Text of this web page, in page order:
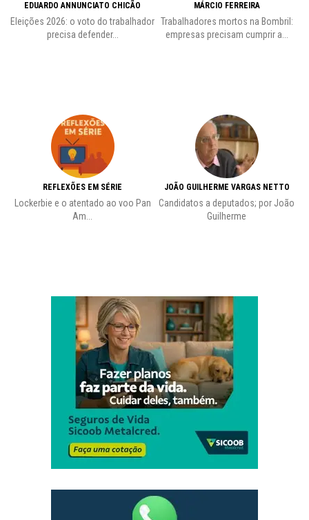
EDUARDO ANNUNCIATO CHICÃO
Eleições 2026: o voto do trabalhador
precisa defender...
REFLEXÕES EM SÉRIE
Lockerbie e o atentado ao voo Pan
Am...
MÁRCIO FERREIRA
Trabalhadores mortos na Bombril:
empresas precisam cumprir a...
JOÃO GUILHERME VARGAS NETTO
Candidatos a deputados; por João
Guilherme